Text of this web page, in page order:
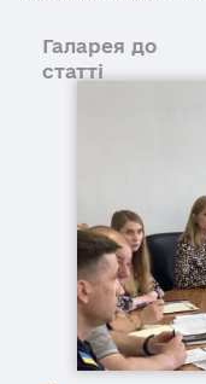
Галарея до
статті